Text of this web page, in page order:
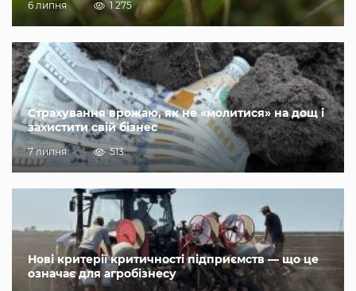
6 липня 1 275
Страхування врожаю, як не «молитися» на дощ і
захистити свій бізнес
7 липня 513
Нові критерії критичності підприємств — що це
означає для агробізнесу